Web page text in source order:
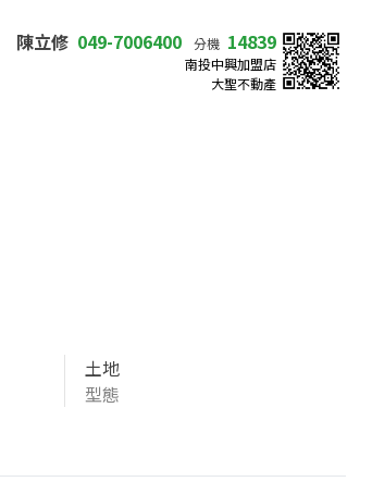
陳立修 049-7006400 分機 14839
南投中興加盟店
大聖不動產
土地
型態